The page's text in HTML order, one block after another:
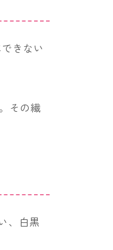
きない
その繊
、白黒